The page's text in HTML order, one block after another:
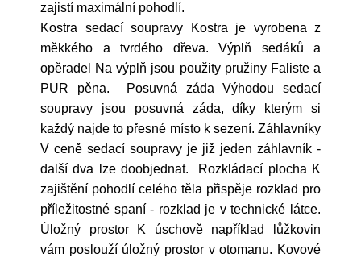
zajistí maximální pohodlí.
Kostra sedací soupravy Kostra je vyrobena z
měkkého a tvrdého dřeva. Výplň sedáků a
opěradel Na výplň jsou použity pružiny Faliste a
PUR pěna. Posuvná záda Výhodou sedací
soupravy jsou posuvná záda, díky kterým si
každý najde to přesné místo k sezení. Záhlavníky
V ceně sedací soupravy je již jeden záhlavník -
další dva lze doobjednat. Rozkládací plocha K
zajištění pohodlí celého těla přispěje rozklad pro
příležitostné spaní - rozklad je v technické látce.
Úložný prostor K úschově například lůžkovin
vám poslouží úložný prostor v otomanu. Kovové